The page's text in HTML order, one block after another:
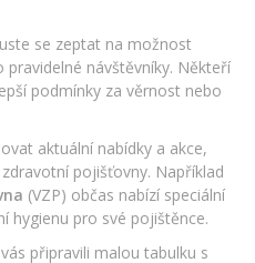
se zeptat na možnost
pravidelné návštěvníky. Někteří
podmínky za věrnost nebo
aktuální nabídky a akce,
pojišťovny. Například
(VZP) občas nabízí speciální
hygienu pro své pojištěnce.
připravili malou tabulku s